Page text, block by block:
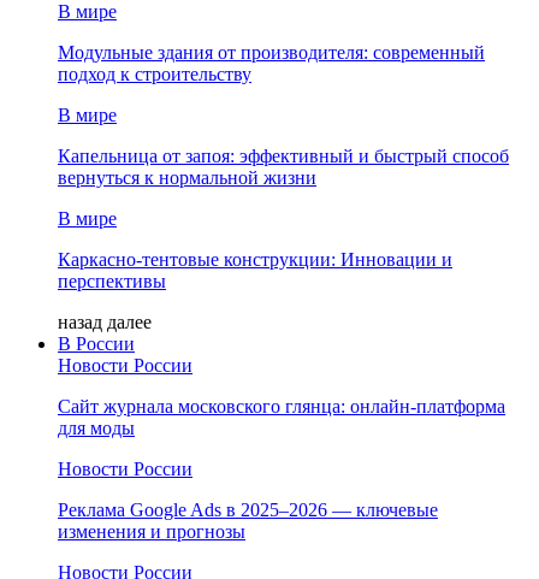
В мире
Модульные здания от производителя: современный
подход к строительству
В мире
Капельница от запоя: эффективный и быстрый способ
вернуться к нормальной жизни
В мире
Каркасно-тентовые конструкции: Инновации и
перспективы
назад далее
В России
Новости России
Сайт журнала московского глянца: онлайн‑платформа
для моды
Новости России
Реклама Google Ads в 2025–2026 — ключевые
изменения и прогнозы
Новости России